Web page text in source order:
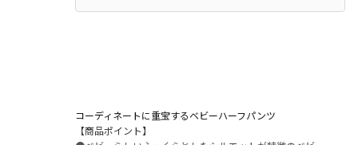
コーディネートに重宝するベビーハーフパンツ
【商品ポイント】